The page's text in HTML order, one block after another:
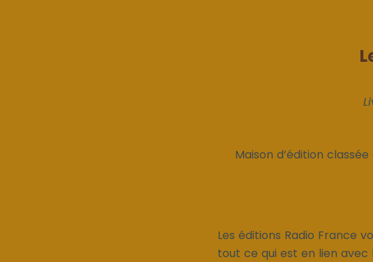
Maison d’édition
Les éditions Radio France
tout ce qui est en lien avec